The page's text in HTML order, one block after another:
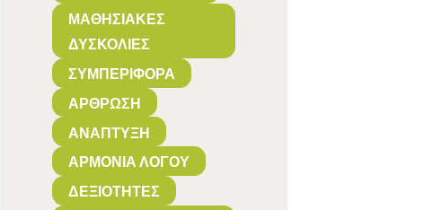
ΜΑΘΗΣΙΑΚΈΣ
ΔΥΣΚΟΛΊΕΣ
ΣΥΜΠΕΡΙΦΟΡΆ
ΆΡΘΡΩΣΗ
ΑΝΆΠΤΥΞΗ
ΑΡΜΟΝΊΑ ΛΌΓΟΥ
ΔΕΞΙΌΤΗΤΕΣ